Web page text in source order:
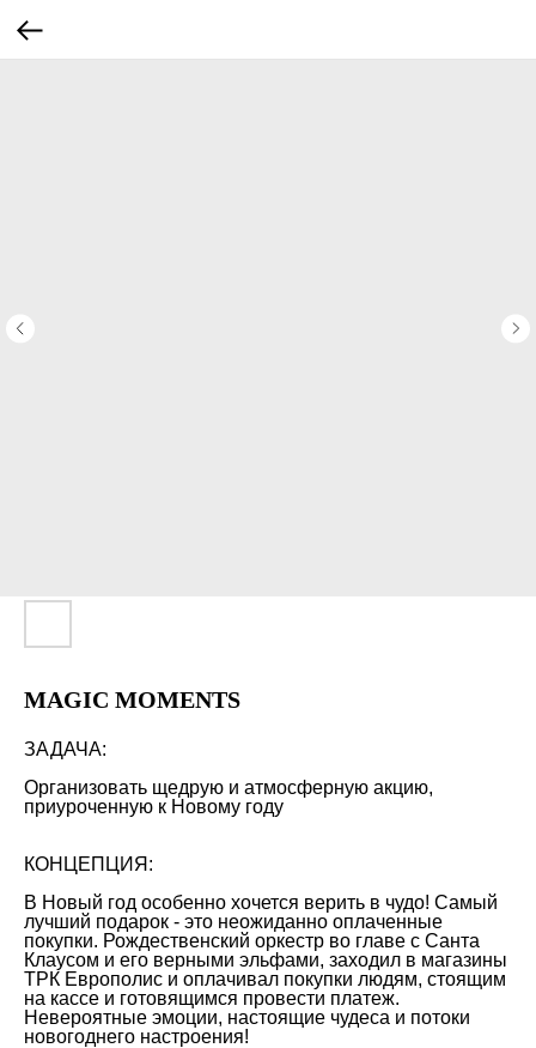
MAGIC MOMENTS
ЗАДАЧА:
Организовать щедрую и атмосферную акцию,
приуроченную к Новому году
КОНЦЕПЦИЯ:
В Новый год особенно хочется верить в чудо! Самый
лучший подарок - это неожиданно оплаченные
покупки. Рождественский оркестр во главе с Санта
Клаусом и его верными эльфами, заходил в магазины
ТРК Европолис и оплачивал покупки людям, стоящим
на кассе и готовящимся провести платеж.
Невероятные эмоции, настоящие чудеса и потоки
новогоднего настроения!